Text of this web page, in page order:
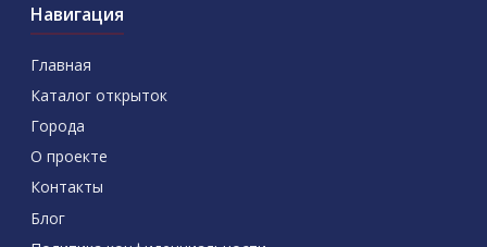
Навигация
Главная
Каталог открыток
Города
О проекте
Контакты
Блог